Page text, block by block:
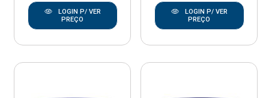
LOGIN P/ VER
PREÇO
LOGIN P/ VER
PREÇO